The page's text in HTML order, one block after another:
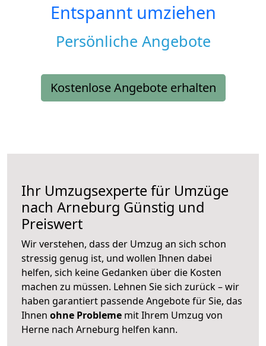
Entspannt umziehen
Persönliche Angebote
Kostenlose Angebote erhalten
Ihr Umzugsexperte für Umzüge
nach Arneburg Günstig und
Preiswert
Wir verstehen, dass der Umzug an sich schon
stressig genug ist, und wollen Ihnen dabei
helfen, sich keine Gedanken über die Kosten
machen zu müssen. Lehnen Sie sich zurück – wir
haben garantiert passende Angebote für Sie, das
Ihnen ohne Probleme mit Ihrem Umzug von
Herne nach Arneburg helfen kann.